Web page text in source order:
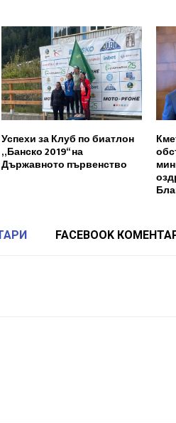
Успехи за Клуб по биатлон
„Банско 2019“ на
Държавното първенство
FACEBOOK